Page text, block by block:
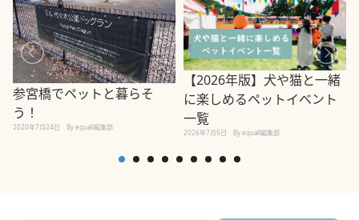
参宮橋でペットと暮らそ
う！
2020年7月24日 By equall編集部
【2026年版】犬や猫と一緒
に楽しめるペットイベント
一覧
2026年7月5日 By equall編集部